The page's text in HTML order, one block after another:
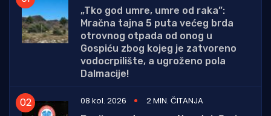
„Tko god umre, umre od raka”:
Mračna tajna 5 puta većeg brda
otrovnog otpada od onog u
Gospiću zbog kojeg je zatvoreno
vodocrpilište, a ugroženo pola
Dalmacije!
08 kol. 2026
2 MIN. ČITANJA